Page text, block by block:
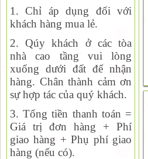
1. Chỉ áp dụng đối với
khách hàng mua lẻ.
2. Qúy khách ở các tòa
nhà cao tầng vui lòng
xuống dưới đất để nhận
hàng. Chân thành cảm ơn
sự hợp tác của quý khách.
3. Tổng tiền thanh toán =
Giá trị đơn hàng + Phí
giao hàng + Phụ phí giao
hàng (nếu có).